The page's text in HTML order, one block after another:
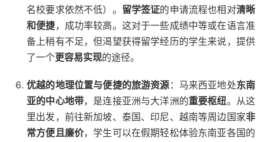
名校要求依然不低）。 留学签证的申请流程也相对清晰
和便捷，成功率较高。这对于一些成绩中等或在语言准
备上稍有不足，但渴望获得留学经历的学生来说，提供
了一个更容易实现的途径。
优越的地理位置与便捷的旅游资源 ：马来西亚地处东南
亚的中心地带，是连接亚洲与大洋洲的重要枢纽。从这
里出发，前往新加坡、泰国、印尼、越南等周边国家非
常方便且廉价，学生可以在假期轻松体验东南亚各国的